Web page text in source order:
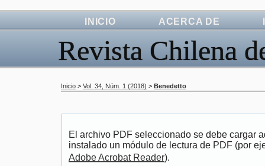
Revista Chilena
INICIO ACERCA DE
Inicio > Vol. 34, Núm. 1 (2018) > Benedetto
El archivo PDF seleccionado se debe cargar
instalado un módulo de lectura de PDF (por
Adobe Acrobat Reader).